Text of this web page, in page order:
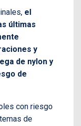
el
últimas
y
de nylon y
de
con riesgo
de